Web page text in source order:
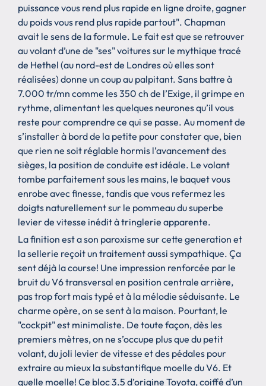
puissance vous rend plus rapide en ligne droite, gagner
du poids vous rend plus rapide partout". Chapman
avait le sens de la formule. Le fait est que se retrouver
au volant d’une de "ses" voitures sur le mythique tracé
de Hethel (au nord-est de Londres où elles sont
réalisées) donne un coup au palpitant. Sans battre à
7.000 tr/mn comme les 350 ch de l’Exige, il grimpe en
rythme, alimentant les quelques neurones qu’il vous
reste pour comprendre ce qui se passe. Au moment de
s’installer à bord de la petite pour constater que, bien
que rien ne soit réglable hormis l’avancement des
sièges, la position de conduite est idéale. Le volant
tombe parfaitement sous les mains, le baquet vous
enrobe avec finesse, tandis que vous refermez les
doigts naturellement sur le pommeau du superbe
levier de vitesse inédit à tringlerie apparente.
La finition est a son paroxisme sur cette generation et
la sellerie reçoit un traitement aussi sympathique. Ça
sent déjà la course! Une impression renforcée par le
bruit du V6 transversal en position centrale arrière,
pas trop fort mais typé et à la mélodie séduisante. Le
charme opère, on se sent à la maison. Pourtant, le
"cockpit" est minimaliste. De toute façon, dès les
premiers mètres, on ne s’occupe plus que du petit
volant, du joli levier de vitesse et des pédales pour
extraire au mieux la substantifique moelle du V6. Et
quelle moelle! Ce bloc 3.5 d’origine Toyota, coiffé d’un